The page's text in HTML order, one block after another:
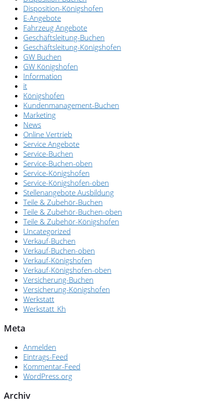
Disposition-Königshofen
E-Angebote
Fahrzeug Angebote
Geschäftsleitung-Buchen
Geschäftsleitung-Königshofen
GW Buchen
GW Königshofen
Information
it
Königshofen
Kundenmanagement-Buchen
Marketing
News
Online Vertrieb
Service Angebote
Service-Buchen
Service-Buchen-oben
Service-Königshofen
Service-Königshofen-oben
Stellenangebote Ausbildung
Teile & Zubehör-Buchen
Teile & Zubehör-Buchen-oben
Teile & Zubehör-Königshofen
Uncategorized
Verkauf-Buchen
Verkauf-Buchen-oben
Verkauf-Königshofen
Verkauf-Königshofen-oben
Versicherung-Buchen
Versicherung-Königshofen
Werkstatt
Werkstatt_Kh
Meta
Anmelden
Eintrags-Feed
Kommentar-Feed
WordPress.org
Archiv